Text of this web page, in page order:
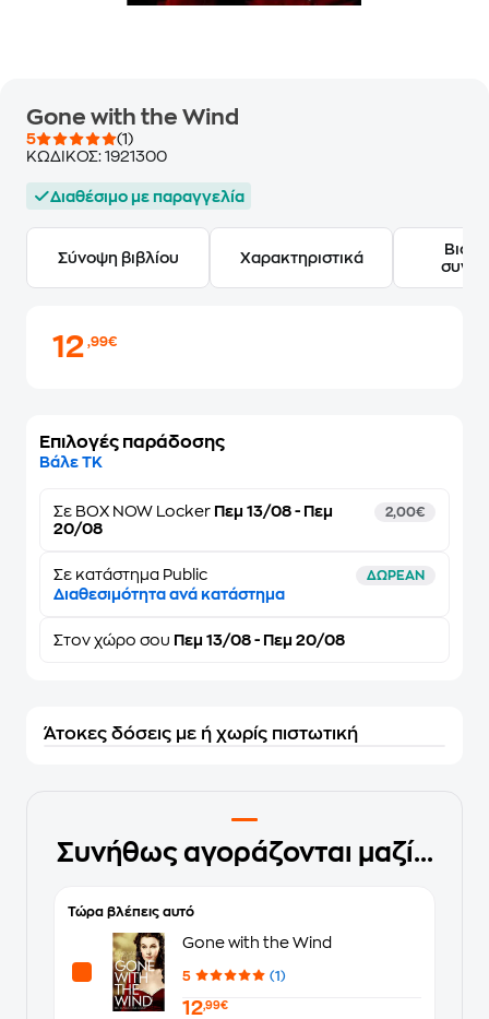
Gone with the Wind
5
(1)
ΚΩΔΙΚΟΣ: 1921300
Διαθέσιμο με παραγγελία
Σύνοψη βιβλίου Χαρακτηριστικά
12,99€
Επιλογές παράδοσης
Βάλε ΤΚ
Σε BOX NOW Locker Πεμ 13/08 - Πεμ
20/08
2,00€
Σε κατάστημα Public ΔΩΡΕΑΝ
Διαθεσιμότητα ανά κατάστημα
Στον χώρο σου Πεμ 13/08 - Πεμ 20/08
Άτοκες δόσεις με ή χωρίς πιστωτική
Συνήθως αγοράζονται μαζί...
Τώρα βλέπεις αυτό
Gone with the Wind
5 (1)
12,99€